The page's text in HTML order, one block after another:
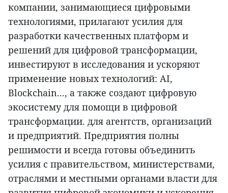
компании, занимающиеся цифровыми
технологиями, прилагают усилия для
разработки качественных платформ и
решений для цифровой трансформации,
инвестируют в исследования и ускоряют
применение новых технологий: AI,
Blockchain..., а также создают цифровую
экосистему для помощи в цифровой
трансформации. для агентств, организаций
и предприятий. Предприятия полны
решимости и всегда готовы объединить
усилия с правительством, министерствами,
отраслями и местными органами власти для